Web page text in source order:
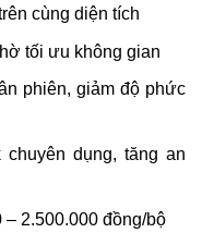
cùng diện tích
tối ưu không gian
phiên, giảm độ phức
dụng, tăng an
2.500.000 đồng/bộ